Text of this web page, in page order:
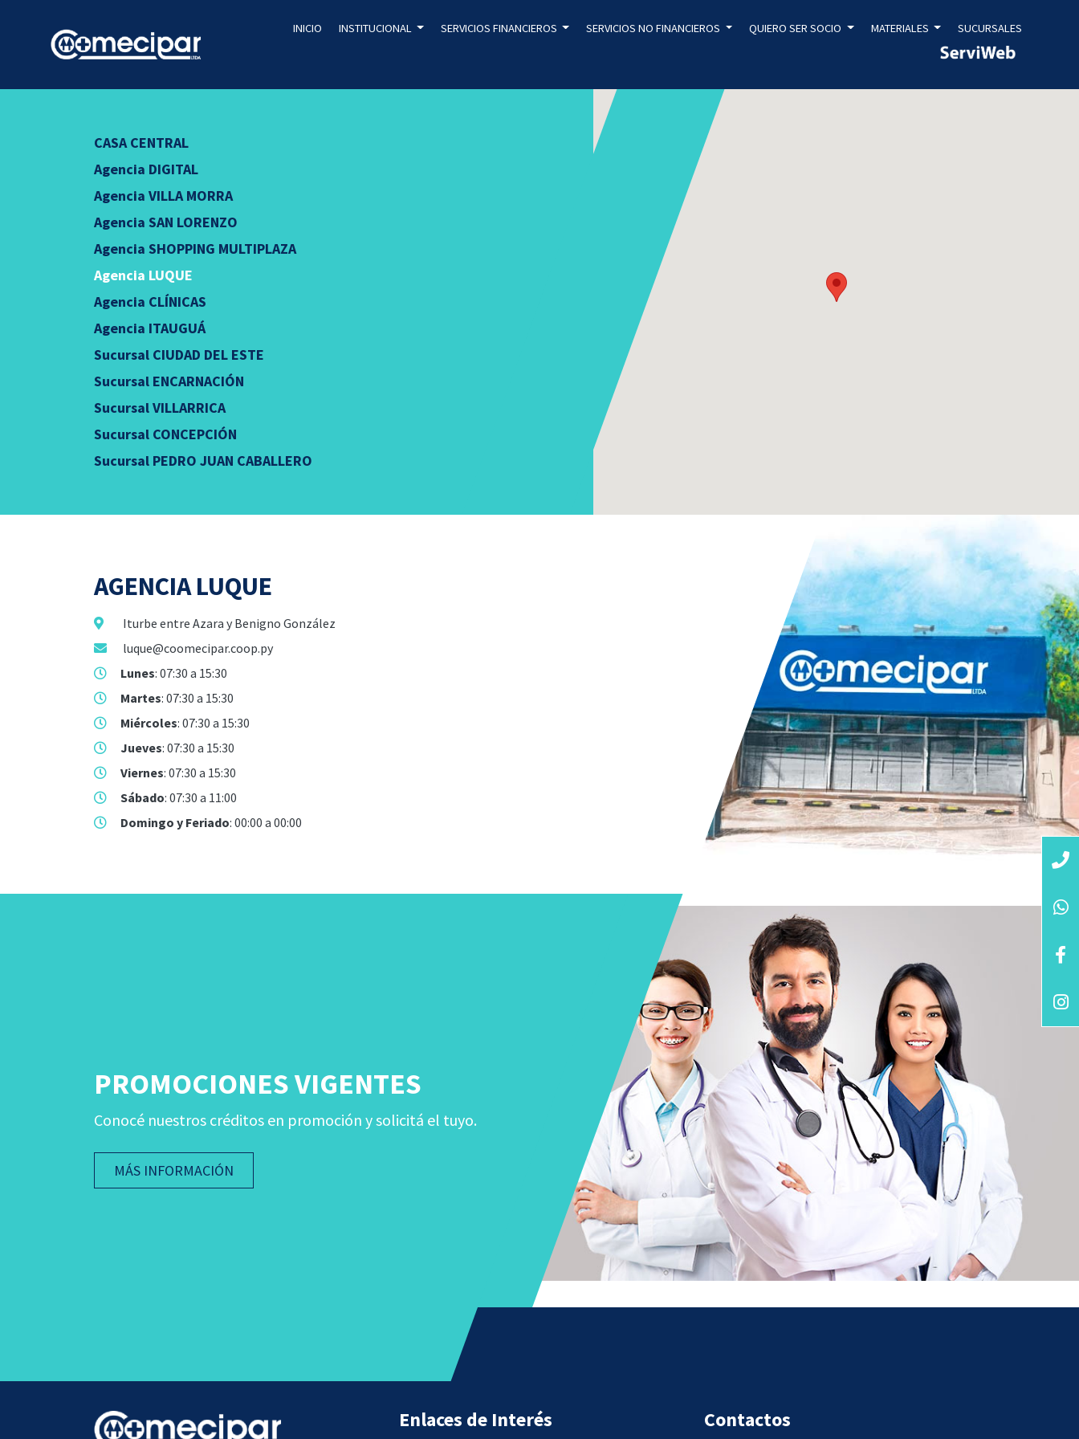
INICIO INSTITUCIONAL SERVICIOS FINANCIEROS SERVICIOS NO FINANCIEROS QUIERO SER SOCIO MATERIALES SUCURSALES
CASA CENTRAL
Agencia DIGITAL
Agencia VILLA MORRA
Agencia SAN LORENZO
Agencia SHOPPING MULTIPLAZA
Agencia LUQUE
Agencia CLÍNICAS
Agencia ITAUGUÁ
Sucursal CIUDAD DEL ESTE
Sucursal ENCARNACIÓN
Sucursal VILLARRICA
Sucursal CONCEPCIÓN
Sucursal PEDRO JUAN CABALLERO
AGENCIA LUQUE
Iturbe entre Azara y Benigno González
luque@coomecipar.coop.py
Lunes: 07:30 a 15:30
Martes: 07:30 a 15:30
Miércoles: 07:30 a 15:30
Jueves: 07:30 a 15:30
Viernes: 07:30 a 15:30
Sábado: 07:30 a 11:00
Domingo y Feriado: 00:00 a 00:00
PROMOCIONES VIGENTES
Conocé nuestros créditos en promoción y solicitá el tuyo.
MÁS INFORMACIÓN
Enlaces de Interés Contactos